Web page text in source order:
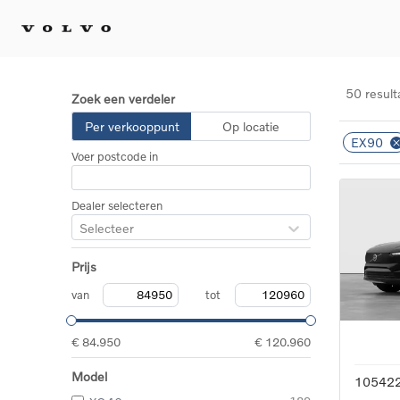
Stel
Fleet
Plug-
Zoek een verdeler
Per verkooppunt
Op locatie
Voer postcode in
Dealer selecteren
Selecteer
Prijs
van tot
€ 84.950 € 120.960
Model
50
EX90